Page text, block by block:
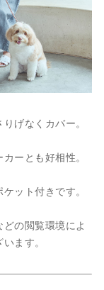
げなくカバー。
ーとも好相性。
ット付きです。
の閲覧環境によ
ます。